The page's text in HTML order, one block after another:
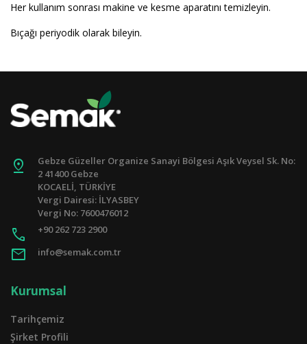
Her kullanım sonrası makine ve kesme aparatını temizleyin.
Bıçağı periyodik olarak bileyin.
pin_drop
Gebze Güzeller Organize Sanayi Bölgesi Aşık Veysel Sk. No:
2 41400 Gebze
KOCAELİ, TÜRKİYE
Vergi Dairesi: İLYASBEY
Vergi No: 7600476012
call +90 262 723 2900
mail info@semak.com.tr
Kurumsal
Tarihçemiz
Şirket Profili